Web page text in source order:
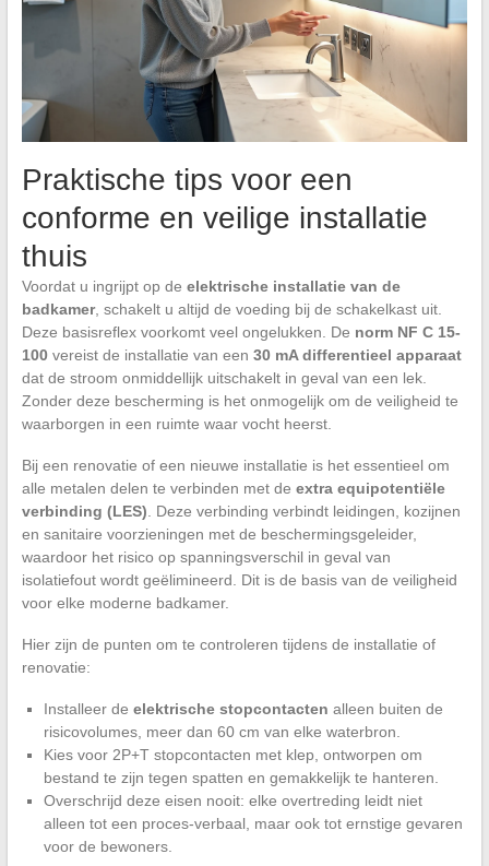
Praktische tips voor een
conforme en veilige installatie
thuis
Voordat u ingrijpt op de elektrische installatie van de
badkamer, schakelt u altijd de voeding bij de schakelkast uit.
Deze basisreflex voorkomt veel ongelukken. De norm NF C 15-
100vereist de installatie van een 30 mA differentieel apparaat
dat de stroom onmiddellijk uitschakelt in geval van een lek.
Zonder deze bescherming is het onmogelijk om de veiligheid te
waarborgen in een ruimte waar vocht heerst.
Bij een renovatie of een nieuwe installatie is het essentieel om
alle metalen delen te verbinden met de extra equipotentiële
verbinding (LES) . Deze verbinding verbindt leidingen, kozijnen
en sanitaire voorzieningen met de beschermingsgeleider,
waardoor het risico op spanningsverschil in geval van
isolatiefout wordt geëlimineerd. Dit is de basis van de veiligheid
voor elke moderne badkamer.
Hier zijn de punten om te controleren tijdens de installatie of
renovatie:
Installeer de elektrische stopcontacten alleen buiten de
risicovolumes, meer dan 60 cm van elke waterbron.
Kies voor 2P+T stopcontacten met klep, ontworpen om
bestand te zijn tegen spatten en gemakkelijk te hanteren.
Overschrijd deze eisen nooit: elke overtreding leidt niet
alleen tot een proces-verbaal, maar ook tot ernstige gevaren
voor de bewoners.